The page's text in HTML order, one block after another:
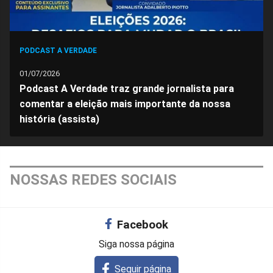
PODCAST A VERDADE
01/07/2026
Podcast A Verdade traz grande jornalista para
comentar a eleição mais importante da nossa
história (assista)
NOSSAS REDES SOCIAIS
Facebook
Siga nossa página
Seguir página